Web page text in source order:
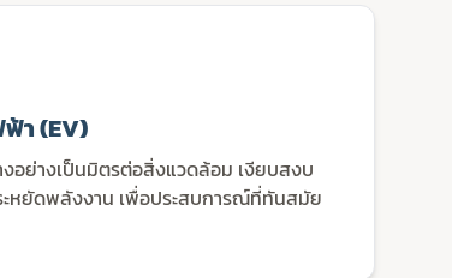
า (EV)
งอย่างเป็นมิตรต่อสิ่งแวดล้อม เงียบสงบ
ะหยัดพลังงาน เพื่อประสบการณ์ที่ทันสมัย